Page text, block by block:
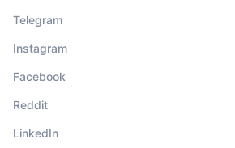
Telegram
Instagram
Facebook
Reddit
LinkedIn